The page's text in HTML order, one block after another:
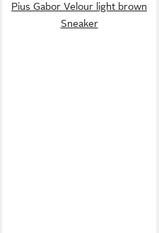
Pius Gabor Velour light brown
Sneaker